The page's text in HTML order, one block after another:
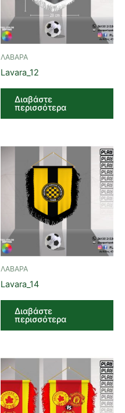
ΛΑΒΑΡΑ
Lavara_12
Διαβάστε
περισσότερα
ΛΑΒΑΡΑ
Lavara_14
Διαβάστε
περισσότερα